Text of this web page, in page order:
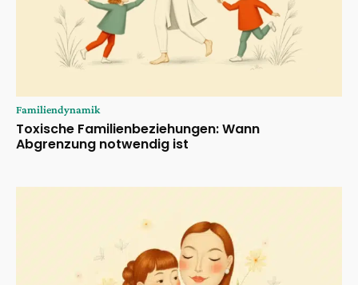
Familiendynamik
Toxische Familienbeziehungen: Wann
Abgrenzung notwendig ist